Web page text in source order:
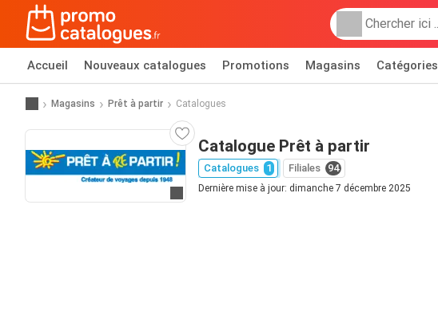
Accueil Nouveaux catalogues Promotions Magasins Catégories
Magasins Prêt à partir Catalogues
Allez au site web
Catalogue Prêt à partir
Catalogues 1 Filiales 94
Dernière mise à jour: dimanche 7 décembre 2025